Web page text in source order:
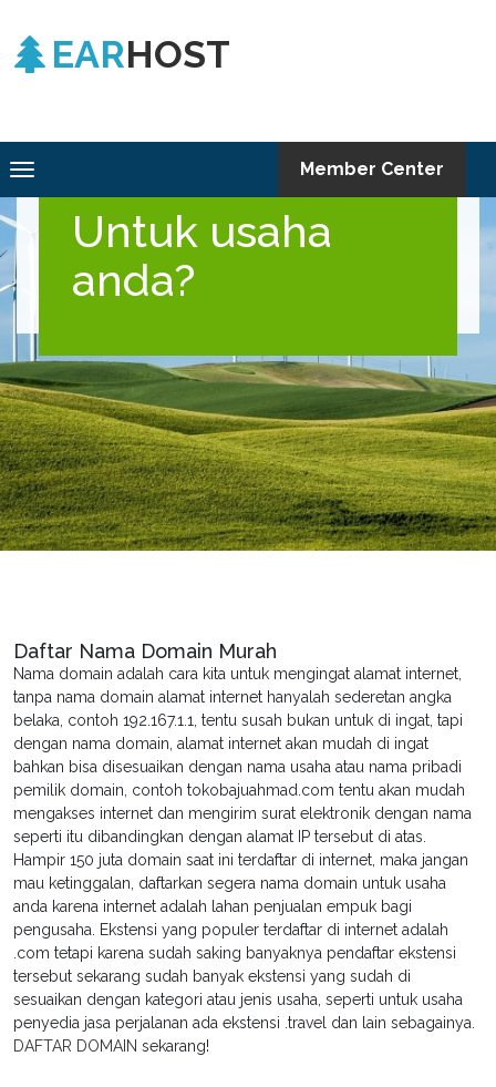
EARHOST
Toggle
navigation
Member Center
Mencari Domain yang
Untuk usaha
anda?
Daftar Nama Domain Murah
Nama domain adalah cara kita untuk mengingat alamat internet,
tanpa nama domain alamat internet hanyalah sederetan angka
belaka, contoh 192.167.1.1, tentu susah bukan untuk di ingat, tapi
dengan nama domain, alamat internet akan mudah di ingat
bahkan bisa disesuaikan dengan nama usaha atau nama pribadi
pemilik domain, contoh tokobajuahmad.com tentu akan mudah
mengakses internet dan mengirim surat elektronik dengan nama
seperti itu dibandingkan dengan alamat IP tersebut di atas.
Hampir 150 juta domain saat ini terdaftar di internet, maka jangan
mau ketinggalan, daftarkan segera nama domain untuk usaha
anda karena internet adalah lahan penjualan empuk bagi
pengusaha. Ekstensi yang populer terdaftar di internet adalah
.com tetapi karena sudah saking banyaknya pendaftar ekstensi
tersebut sekarang sudah banyak ekstensi yang sudah di
sesuaikan dengan kategori atau jenis usaha, seperti untuk usaha
penyedia jasa perjalanan ada ekstensi .travel dan lain sebagainya.
DAFTAR DOMAIN sekarang!